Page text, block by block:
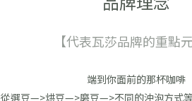
【代表瓦莎品牌的重點元
端到你面前的那杯咖啡
從選豆—>烘豆—>磨豆—>不同的沖泡方式